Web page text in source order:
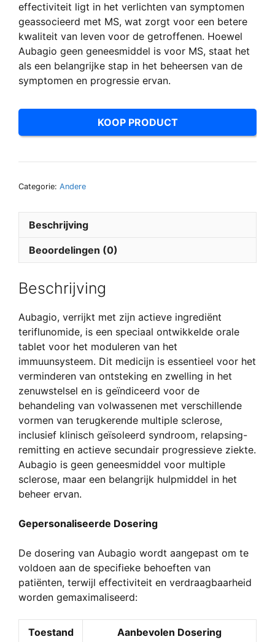
effectiviteit ligt in het verlichten van symptomen
geassocieerd met MS, wat zorgt voor een betere
kwaliteit van leven voor de getroffenen. Hoewel
Aubagio geen geneesmiddel is voor MS, staat het
als een belangrijke stap in het beheersen van de
symptomen en progressie ervan.
KOOP PRODUCT
Categorie: Andere
Beschrijving
Beoordelingen (0)
Beschrijving
Aubagio, verrijkt met zijn actieve ingrediënt
teriflunomide, is een speciaal ontwikkelde orale
tablet voor het moduleren van het
immuunsysteem. Dit medicijn is essentieel voor het
verminderen van ontsteking en zwelling in het
zenuwstelsel en is geïndiceerd voor de
behandeling van volwassenen met verschillende
vormen van terugkerende multiple sclerose,
inclusief klinisch geïsoleerd syndroom, relapsing-
remitting en actieve secundair progressieve ziekte.
Aubagio is geen geneesmiddel voor multiple
sclerose, maar een belangrijk hulpmiddel in het
beheer ervan.
Gepersonaliseerde Dosering
De dosering van Aubagio wordt aangepast om te
voldoen aan de specifieke behoeften van
patiënten, terwijl effectiviteit en verdraagbaarheid
worden gemaximaliseerd:
Toestand Aanbevolen Dosering